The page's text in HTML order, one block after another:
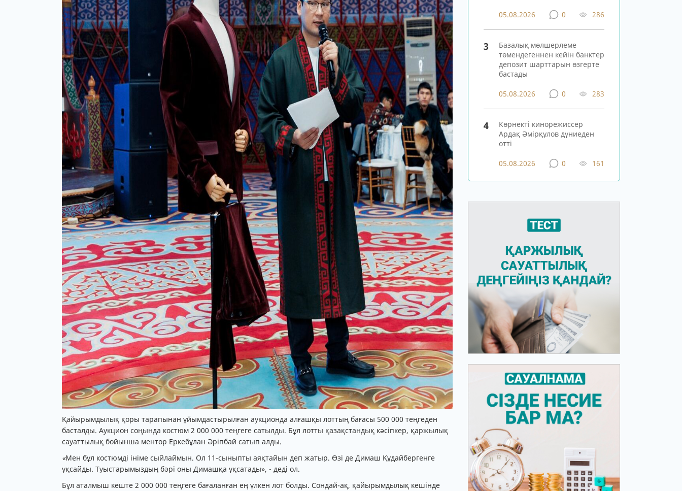
Қайырымдылық қоры тарапынан ұйымдастырылған аукционда алғашқы лоттың бағасы 500 000 теңгеден
басталды. Аукцион соңында костюм 2 000 000 теңгеге сатылды. Бұл лотты қазақстандық кәсіпкер, қаржылық
сауаттылық бойынша ментор Еркебұлан Әріпбай сатып алды.
«Мен бұл костюмді ініме сыйлаймын. Ол 11-сыныпты аяқтайын деп жатыр. Өзі де Димаш Құдайбергенге
ұқсайды. Туыстарымыздың бәрі оны Димашқа ұқсатады», - деді ол.
Бұл аталмыш кеште 2 000 000 теңгеге бағаланған ең үлкен лот болды. Сондай-ақ, қайырымдылық кешінде
05.08.2026 0 286
3
Базалық мөлшерлеме
төмендегеннен кейін банктер
депозит шарттарын өзгерте
бастады
05.08.2026 0 283
4
Көрнекті кинорежиссер
Ардақ Әмірқұлов дүниеден
өтті
05.08.2026 0 161